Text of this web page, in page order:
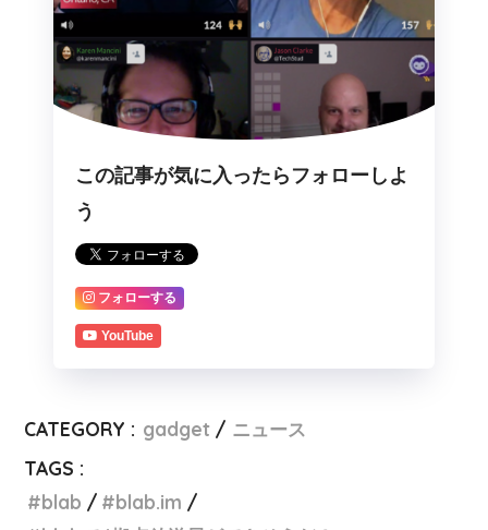
この記事が気に入ったらフォローしよ
う
フォローする
YouTube
CATEGORY : gadget
ニュース
TAGS :
blab
blab.im